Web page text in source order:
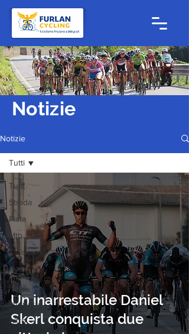
Notizie
Notizie
Tutti
Strada
Pista
Mtb
Ciclocross
Gare
in
Friuli
Interviste
Altro
Tutti
Un inarrestabile Daniel
Skerl conquista due